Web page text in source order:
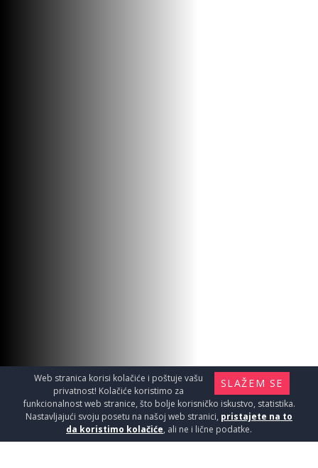
SLAŽEM SE
Web stranica korisi kolačiće i poštuje vašu
privatnost! Kolačiće koristimo za
funkcionalnost web stranice, što bolje korisničko iskustvo, statistika.
Nastavljajući svoju posetu na našoj web stranici, pristajete na to
da koristimo kolačiće, ali ne i lične podatke.